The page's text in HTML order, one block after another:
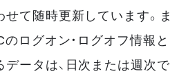
て随時更新しています。ま
ログオン・ログオフ情報と
ータは、日次または週次で